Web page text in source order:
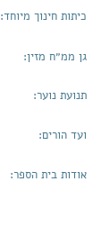
כיתות חינוך מיוחד:
גן ממ״ח מזין:
תנועת נוער:
ועד הורים:
אודות בית הספר: